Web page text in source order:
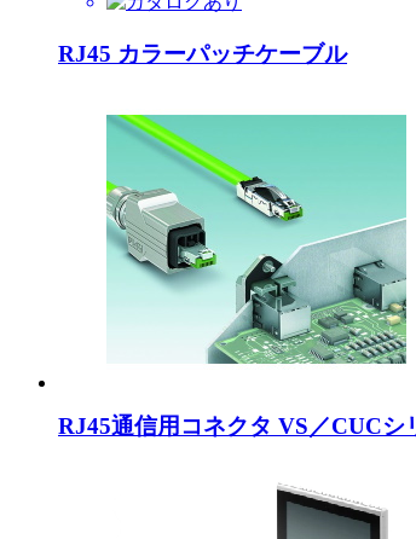
RJ45 カラーパッチケーブル
RJ45通信用コネクタ VS／CUCシ